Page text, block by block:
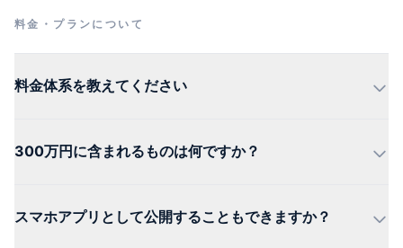
料金・プランについて
料金体系を教えてください
300万円に含まれるものは何ですか？
スマホアプリとして公開することもできますか？